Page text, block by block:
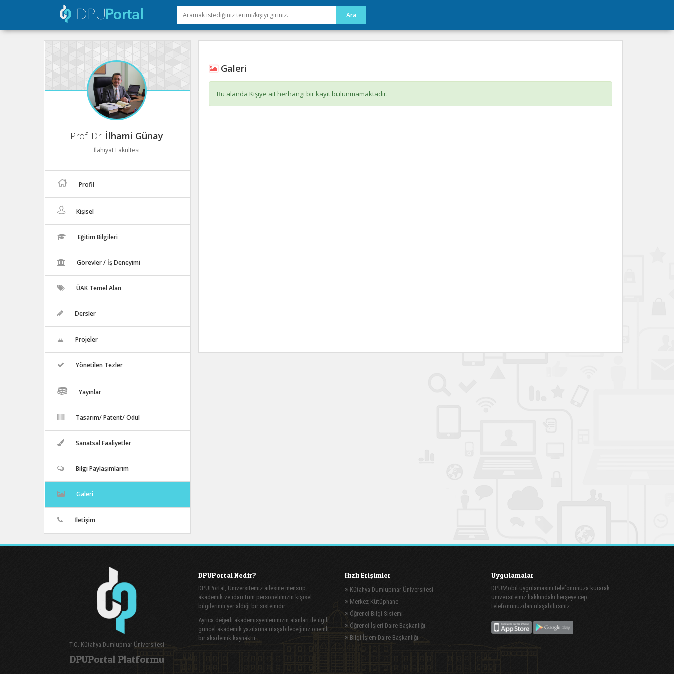
Prof. Dr. İlhami Günay
İlahiyat Fakültesi
Profil
Kişisel
Eğitim Bilgileri
Görevler / İş Deneyimi
ÜAK Temel Alan
Dersler
Projeler
Yönetilen Tezler
Yayınlar
Tasarım/ Patent/ Ödül
Sanatsal Faaliyetler
Bilgi Paylaşımlarım
Galeri
İletişim
Galeri
Bu alanda Kişiye ait herhangi bir kayıt bulunmamaktadır.
T.C. Kütahya Dumlupınar Üniversitesi
DPUPortal Platformu
DPUPortal Nedir?
DPUPortal, Üniversitemiz ailesine mensup
akademik ve idari tüm personelimizin kişisel
bilgilerinin yer aldığı bir sistemidir.
Ayrıca değerli akademisyenlerimizin alanları ile ilgili
güncel akademik yazılarına ulaşabileceğiniz önemli
bir akademik kaynaktır.
Hızlı Erişimler
Kütahya Dumlupınar Üniversitesi
Merkez Kütüphane
Öğrenci Bilgi Sistemi
Öğrenci İşleri Daire Başkanlığı
Bilgi İşlem Daire Başkanlığı
Uygulamalar
DPUMobil uygulamasını telefonunuza kurarak
üniversitemiz hakkındaki herşeye cep
telefonunuzdan ulaşabilirsiniz.